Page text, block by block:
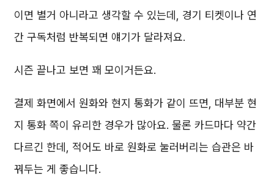
이면 별거 아니라고 생각할 수 있는데, 경기 티켓이나 연
간 구독처럼 반복되면 얘기가 달라져요.
시즌 끝나고 보면 꽤 모이거든요.
결제 화면에서 원화와 현지 통화가 같이 뜨면, 대부분 현
지 통화 쪽이 유리한 경우가 많아요. 물론 카드마다 약간
다르긴 한데, 적어도 바로 원화로 눌러버리는 습관은 바
꿔두는 게 좋습니다.